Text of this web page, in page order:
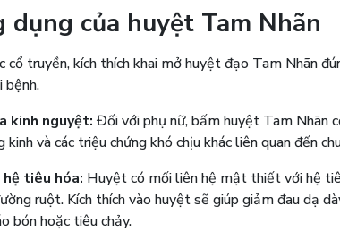
dụng của huyệt Tam Nhãn
cổ truyền, kích thích khai mở huyệt đạo Tam Nhãn
bệnh.
kinh nguyệt: Đối với phụ nữ, bấm huyệt Tam Nhãn
kinh và các triệu chứng khó chịu khác liên quan đến
tiêu hóa: Huyệt có mối liên hệ mật thiết với hệ
ruột. Kích thích vào huyệt sẽ giúp giảm đau dạ
bón hoặc tiêu chảy.